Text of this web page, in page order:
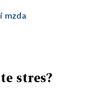
mzda
stres?